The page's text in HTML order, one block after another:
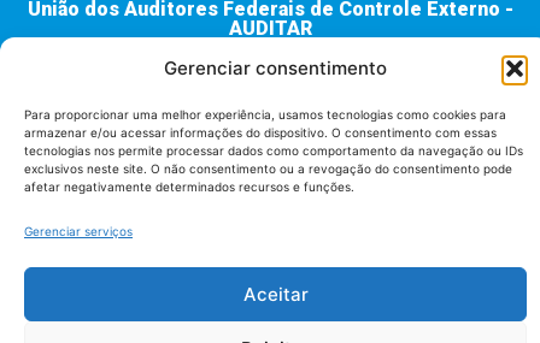
Gerenciar consentimento
Para proporcionar uma melhor experiência, usamos tecnologias como cookies para
armazenar e/ou acessar informações do dispositivo. O consentimento com essas
tecnologias nos permite processar dados como comportamento da navegação ou IDs
exclusivos neste site. O não consentimento ou a revogação do consentimento pode
afetar negativamente determinados recursos e funções.
Gerenciar serviços
Aceitar
União dos Auditores Federais de Controle Externo -
AUDITAR
Setor de Administração Federal Sul (SAF/Sul), Qd. 04, Lt. 01
Tribunal de Contas da União (TCU), Subsolo, Sala S04
Telefone: (61)3527-7292
Termos de uso
Política de
AUDITAR todos os direitos reservados - 2026 |